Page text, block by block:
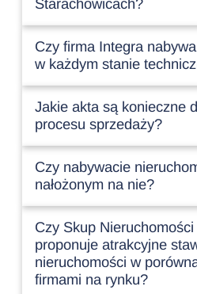
Starachowicach?
Czy firma Integra
w każdym stanie
Jakie akta są konieczne
procesu sprzedaży?
Czy nabywacie
nałożonym na nie?
Czy Skup
proponuje atrakcyjne
nieruchomości w
firmami na rynku?